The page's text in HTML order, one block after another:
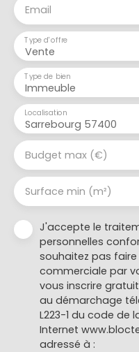
Email
Vente
Type d'offre
Immeuble
Type de bien
Sarrebourg 57400
Localisation
Budget max (€)
Surface min (m²)
J'accepte le
personnelles
souhaitez pas
commerciale par
vous inscrire
au démarchage
L223-1 du code de
Internet
adressé à :